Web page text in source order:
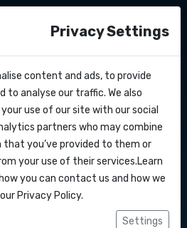
?
des SMS en
ce pays :
SMS ou passerelle
des SMS vers ce
Privacy Settings
content and ads, to provide
to analyse our traffic. We also
use of our site with our social
partners who may combine
you’ve provided to them or
your use of their services.Learn
you can contact us and how we
Privacy Policy.
Settings